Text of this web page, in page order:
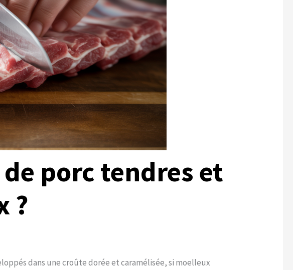
porc tendres et
?
dans une croûte dorée et caramélisée, si moelleux